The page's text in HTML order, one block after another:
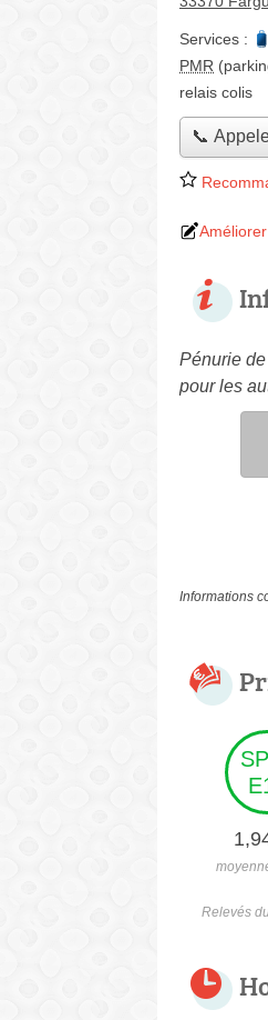
Services :
PMR
relais colis
📞
Pénurie
pour les
Informations
Relevés